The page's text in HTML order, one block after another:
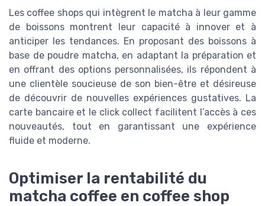
Les coffee shops qui intègrent le matcha à leur gamme
de boissons montrent leur capacité à innover et à
anticiper les tendances. En proposant des boissons à
base de poudre matcha, en adaptant la préparation et
en offrant des options personnalisées, ils répondent à
une clientèle soucieuse de son bien-être et désireuse
de découvrir de nouvelles expériences gustatives. La
carte bancaire et le click collect facilitent l’accès à ces
nouveautés, tout en garantissant une expérience
fluide et moderne.
Optimiser la rentabilité du
matcha coffee en coffee shop